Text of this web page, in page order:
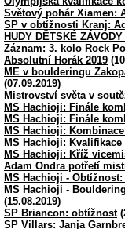
Světový pohár Xiamen:
SP v obtížnosti Kranj:
HUDY DĚTSKÉ ZÁVODY
Záznam: 3. kolo Rock
Absolutní Horák 2019
ME v boulderingu
(07.09.2019)
Mistrovství světa v
MS Hachioji: Finále
MS Hachioji: Finále
MS Hachioji:
MS Hachioji:
MS Hachioji: Kříž
Adam Ondra potřetí
MS Hachioji -
MS Hachioji -
(15.08.2019)
SP Briancon: obtížnost
SP Villars: Janja